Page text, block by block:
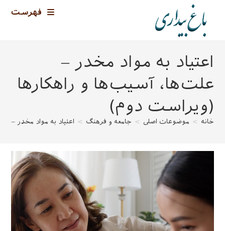
فهرست
اعتياد به مواد مخدر –
علت‌ها، آسيب‌ها و راهكارها
(ویراست دوم)
خانه > موضوعات اصلی > جامعه و فرهنگ > اعتياد به مواد مخدر –